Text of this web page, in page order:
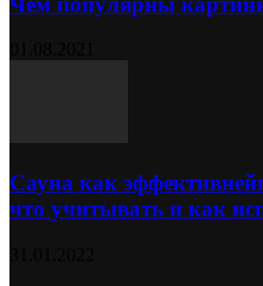
Сауна как
что учитывать и как